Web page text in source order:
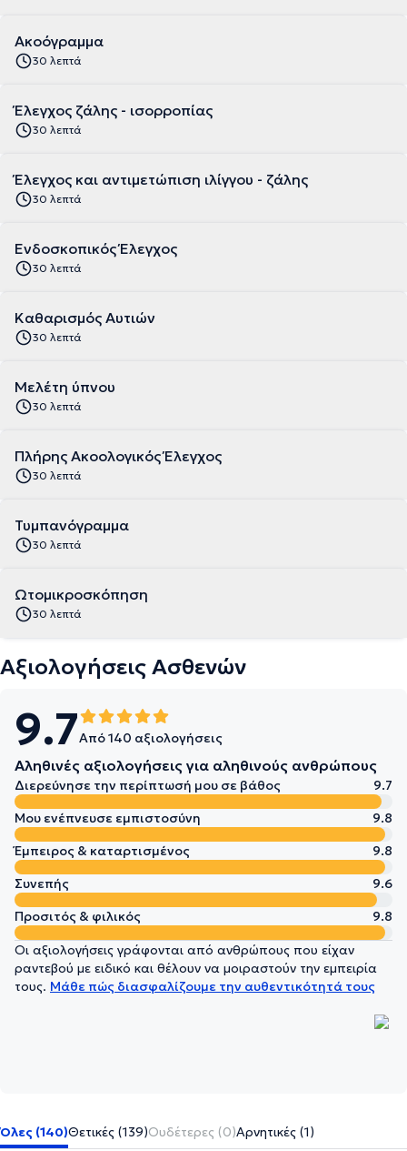
Ακοόγραμμα
30 λεπτά
Έλεγχος ζάλης - ισορροπίας
30 λεπτά
Έλεγχος και αντιμετώπιση ιλίγγου - ζάλης
30 λεπτά
Ενδοσκοπικός Έλεγχος
30 λεπτά
Καθαρισμός Αυτιών
30 λεπτά
Μελέτη ύπνου
30 λεπτά
Πλήρης Ακοολογικός Έλεγχος
30 λεπτά
Τυμπανόγραμμα
30 λεπτά
Ωτομικροσκόπηση
30 λεπτά
Αξιολογήσεις Ασθενών
9.7Από 140 αξιολογήσεις
Αληθινές αξιολογήσεις για αληθινούς ανθρώπους
Διερεύνησε την περίπτωσή μου σε βάθος
9.7
Μου ενέπνευσε εμπιστοσύνη
9.8
Έμπειρος & καταρτισμένος
9.8
Συνεπής
9.6
Προσιτός & φιλικός
9.8
Οι αξιολογήσεις γράφονται από ανθρώπους που είχαν
ραντεβού με ειδικό και θέλουν να μοιραστούν την εμπειρία
τους. Μάθε πώς διασφαλίζουμε την αυθεντικότητά τους
Όλες (140)Θετικές (139)Ουδέτερες (0)Αρνητικές (1)